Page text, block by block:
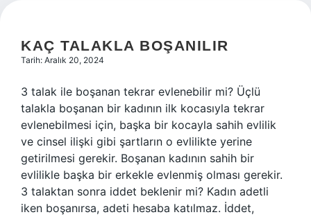
KAÇ TALAKLA BOŞANILIR
Tarih: Aralık 20, 2024
3 talak ile boşanan tekrar evlenebilir mi? Üçlü
talakla boşanan bir kadının ilk kocasıyla tekrar
evlenebilmesi için, başka bir kocayla sahih evlilik
ve cinsel ilişki gibi şartların o evlilikte yerine
getirilmesi gerekir. Boşanan kadının sahih bir
evlilikle başka bir erkekle evlenmiş olması gerekir.
3 talaktan sonra iddet beklenir mi? Kadın adetli
iken boşanırsa, adeti hesaba katılmaz. İddet,